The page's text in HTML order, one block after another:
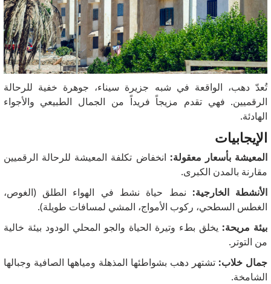
تُعدّ دهب، الواقعة في شبه جزيرة سيناء، جوهرة خفية للرحالة
الرقميين. فهي تقدم مزيجاً فريداً من الجمال الطبيعي والأجواء
الهادئة.
الإيجابيات
المعيشة بأسعار معقولة: انخفاض تكلفة المعيشة للرحالة الرقميين
مقارنة بالمدن الكبرى.
الأنشطة الخارجية: نمط حياة نشط في الهواء الطلق (الغوص،
الغطس السطحي، ركوب الأمواج، المشي لمسافات طويلة).
بيئة مريحة: يخلق بطء وتيرة الحياة والجو المحلي الودود بيئة خالية
من التوتر.
جمال خلاب: تشتهر دهب بشواطئها المذهلة ومياهها الصافية وجبالها
الشامخة.